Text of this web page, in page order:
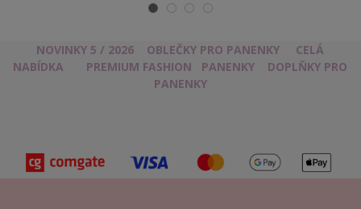
NOVINKY 5 / 2026 OBLEČKY PRO PANENKY
CELÁ
NABÍDKA
PREMIUM FASHION PANENKY
DOPLŇKY PRO
PANENKY